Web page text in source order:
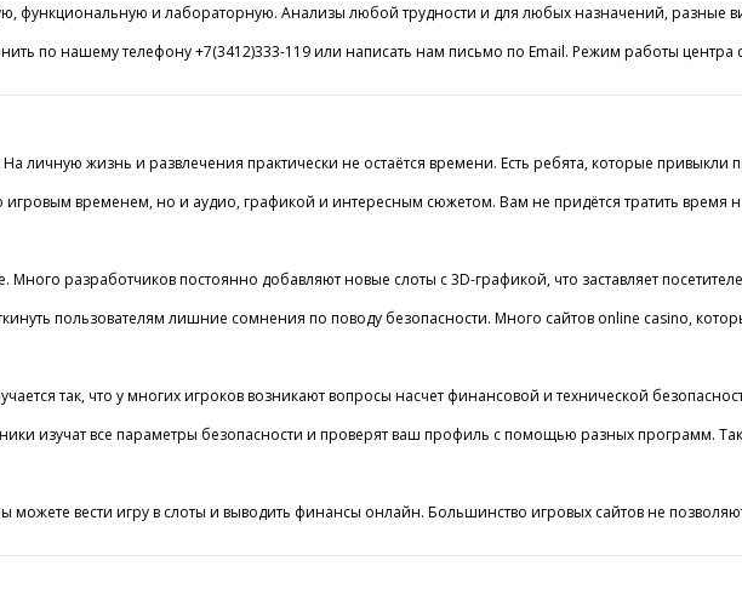
функциональную и лабораторную. Анализы любой трудности и для любых назначений,
по нашему телефону +7(3412)333-119 или написать нам письмо по Email. Режим работы
жизнь и развлечения практически не остаётся времени. Есть ребята, которые
временем, но и аудио, графикой и интересным сюжетом. Вам не придётся тратить
разработчиков постоянно добавляют новые слоты с 3D-графикой, что заставляет
пользователям лишние сомнения по поводу безопасности. Много сайтов online casino,
так, что у многих игроков возникают вопросы насчет финансовой и технической
изучат все параметры безопасности и проверят ваш профиль с помощью разных
вести игру в слоты и выводить финансы онлайн. Большинство игровых сайтов не